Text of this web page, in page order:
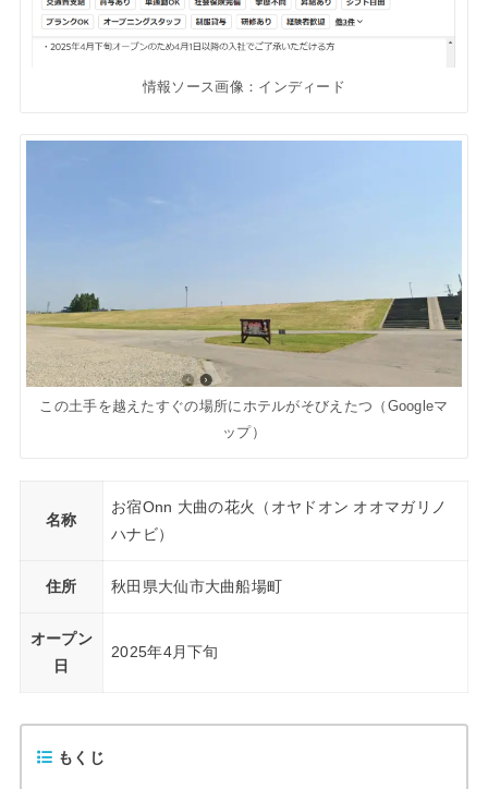
情報ソース画像：インディード
この土手を越えたすぐの場所にホテルがそびえたつ（Googleマ
ップ）
名称
お宿Onn 大曲の花火（オヤドオン オオマガリノ
ハナビ）
住所 秋田県大仙市大曲船場町
オープン
日
2025年4月下旬
もくじ